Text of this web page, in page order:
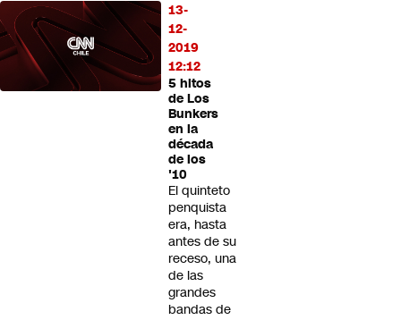
13-
12-
2019
12:12
5 hitos
de Los
Bunkers
en la
década
de los
'10
El quinteto
penquista
era, hasta
antes de su
receso, una
de las
grandes
bandas de